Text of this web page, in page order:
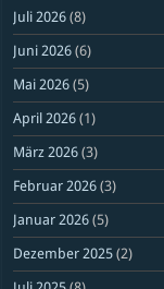
Juli 2026 (8)
Juni 2026 (6)
Mai 2026 (5)
April 2026 (1)
März 2026 (3)
Februar 2026 (3)
Januar 2026 (5)
Dezember 2025 (2)